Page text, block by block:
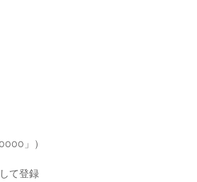
」）
て登録